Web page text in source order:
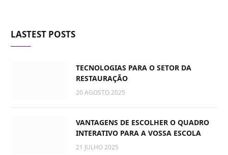
LASTEST POSTS
TECNOLOGIAS PARA O SETOR DA
RESTAURAÇÃO
20 AGOSTO 2025
VANTAGENS DE ESCOLHER O QUADRO
INTERATIVO PARA A VOSSA ESCOLA
21 JULHO 2025